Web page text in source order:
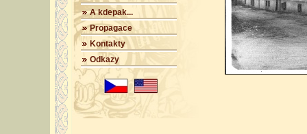
A kdepak...
Propagace
Kontakty
Odkazy